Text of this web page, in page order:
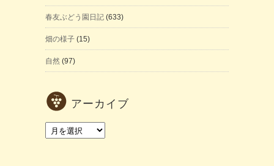
春友ぶどう園日記 (633)
畑の様子 (15)
自然 (97)
アーカイブ
ア